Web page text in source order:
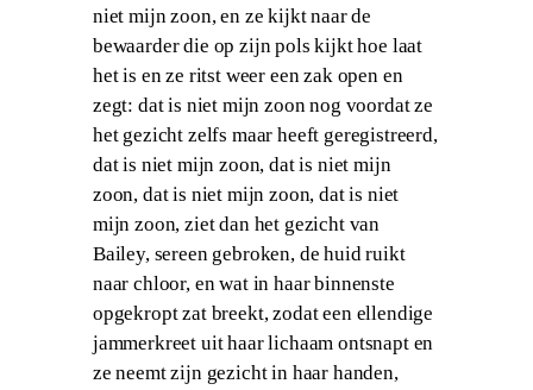
niet mijn zoon, en ze kijkt naar de
bewaarder die op zijn pols kijkt hoe laat
het is en ze ritst weer een zak open en
zegt: dat is niet mijn zoon nog voordat ze
het gezicht zelfs maar heeft geregistreerd,
dat is niet mijn zoon, dat is niet mijn
zoon, dat is niet mijn zoon, dat is niet
mijn zoon, ziet dan het gezicht van
Bailey, sereen gebroken, de huid ruikt
naar chloor, en wat in haar binnenste
opgekropt zat breekt, zodat een ellendige
jammerkreet uit haar lichaam ontsnapt en
ze neemt zijn gezicht in haar handen,